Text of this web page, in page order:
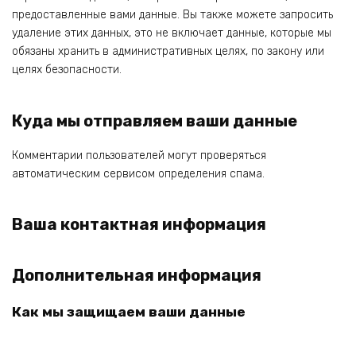
предоставленные вами данные. Вы также можете запросить
удаление этих данных, это не включает данные, которые мы
обязаны хранить в административных целях, по закону или
целях безопасности.
Куда мы отправляем ваши данные
Комментарии пользователей могут проверяться
автоматическим сервисом определения спама.
Ваша контактная информация
Дополнительная информация
Как мы защищаем ваши данные